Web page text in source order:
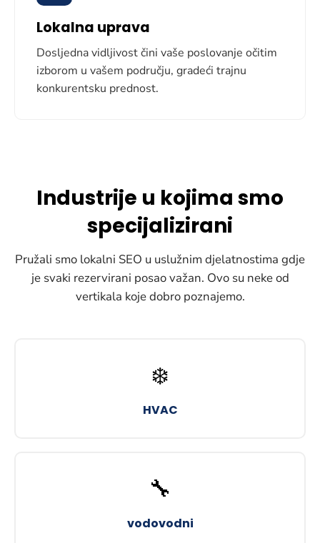
Lokalna uprava
Dosljedna vidljivost čini vaše poslovanje očitim
izborom u vašem području, gradeći trajnu
konkurentsku prednost.
Industrije u kojima smo
specijalizirani
Pružali smo lokalni SEO u uslužnim djelatnostima gdje
je svaki rezervirani posao važan. Ovo su neke od
vertikala koje dobro poznajemo.
❄️
HVAC
🔧
vodovodni